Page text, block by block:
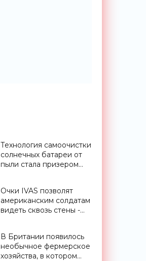
Технология самоочистки
солнечных батареи от
пыли стала призером
Электроники»
Очки IVAS позволят
американским солдатам
видеть сквозь стены -
В Британии появилось
необычное фермерское
хозяйства, в котором